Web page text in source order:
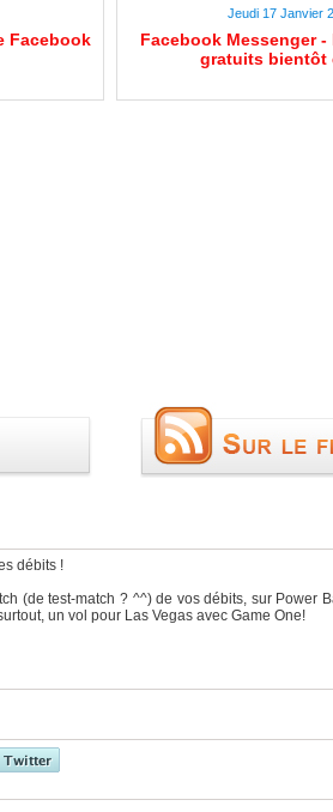
Facebook
Jeudi 17 Janvier
Facebook Messenger
gratuits bientôt
débits !
(de test-match ? ^^) de vos débits, sur Power
un vol pour Las Vegas avec Game One!